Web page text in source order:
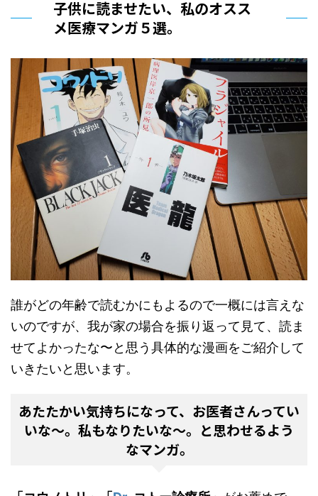
子供に読ませたい、私のオスス
メ医療マンガ５選。
誰がどの年齢で読むかにもよるので一概には言えな
いのですが、我が家の場合を振り返って見て、読ま
せてよかったな〜と思う具体的な漫画をご紹介して
いきたいと思います。
あたたかい気持ちになって、お医者さんってい
いな〜。私もなりたいな〜。と思わせるよう
なマンガ。